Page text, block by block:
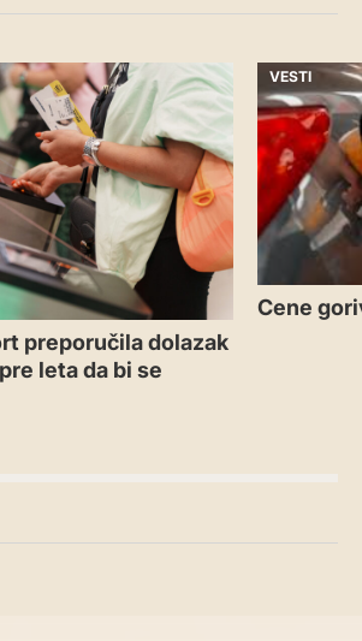
preporučila dolazak
leta da bi se
VESTI
Cene